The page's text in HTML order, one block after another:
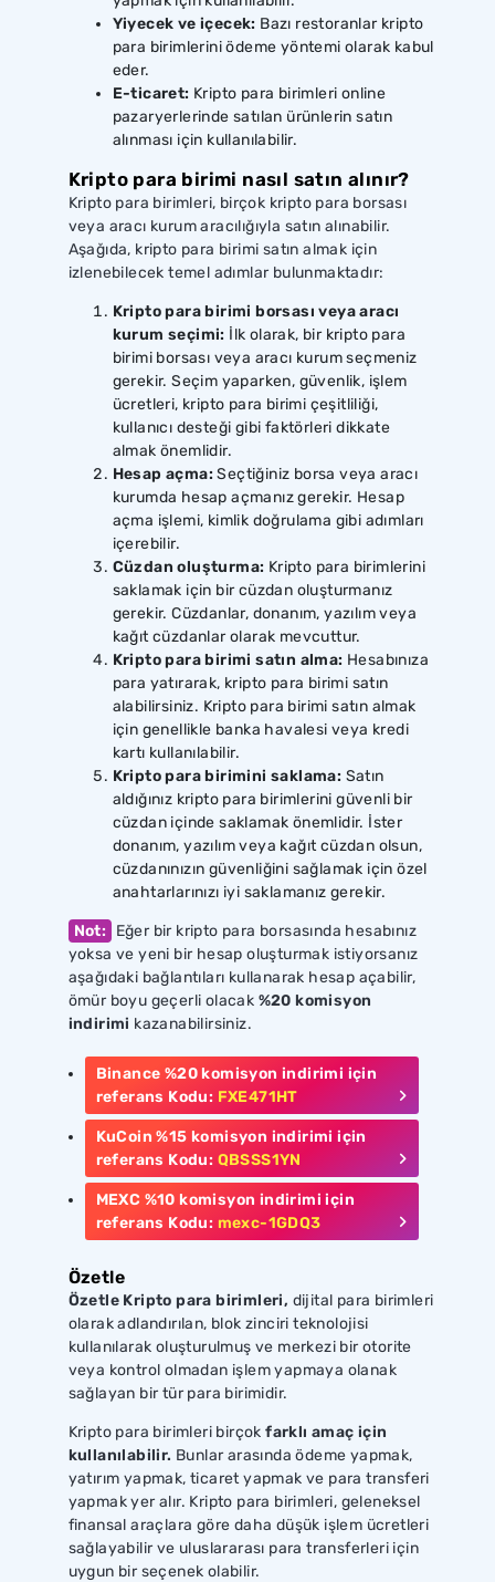
Yiyecek ve içecek: Bazı restoranlar kripto
para birimlerini ödeme yöntemi olarak kabul
eder.
E-ticaret: Kripto para birimleri online
pazaryerlerinde satılan ürünlerin satın
alınması için kullanılabilir.
Kripto para birimi nasıl satın alınır?
Kripto para birimleri, birçok kripto para borsası
veya aracı kurum aracılığıyla satın alınabilir.
Aşağıda, kripto para birimi satın almak için
izlenebilecek temel adımlar bulunmaktadır:
Kripto para birimi borsası veya aracı
kurum seçimi: İlk olarak, bir kripto para
birimi borsası veya aracı kurum seçmeniz
gerekir. Seçim yaparken, güvenlik, işlem
ücretleri, kripto para birimi çeşitliliği,
kullanıcı desteği gibi faktörleri dikkate
almak önemlidir.
Hesap açma:Seçtiğiniz borsa veya aracı
kurumda hesap açmanız gerekir. Hesap
açma işlemi, kimlik doğrulama gibi adımları
içerebilir.
Cüzdan oluşturma: Kripto para birimlerini
saklamak için bir cüzdan oluşturmanız
gerekir. Cüzdanlar, donanım, yazılım veya
kağıt cüzdanlar olarak mevcuttur.
Kripto para birimi satın alma: Hesabınıza
para yatırarak, kripto para birimi satın
alabilirsiniz. Kripto para birimi satın almak
için genellikle banka havalesi veya kredi
kartı kullanılabilir.
Kripto para birimini saklama: Satın
aldığınız kripto para birimlerini güvenli bir
cüzdan içinde saklamak önemlidir. İster
donanım, yazılım veya kağıt cüzdan olsun,
cüzdanınızın güvenliğini sağlamak için özel
anahtarlarınızı iyi saklamanız gerekir.
Not:
Eğer bir kripto para borsasında hesabınız
yoksa ve yeni bir hesap oluşturmak istiyorsanız
aşağıdaki bağlantıları kullanarak hesap açabilir,
ömür boyu geçerli olacak %20 komisyon
indirimi kazanabilirsiniz.
Binance %20komisyon indirimi için
referans Kodu: FXE471HT
KuCoin%15 komisyon indirimi için
referans Kodu: QBSSS1YN
MEXC %10 komisyon indirimi için
referans Kodu: mexc-1GDQ3
Özetle
Özetle Kripto para birimleri, dijital para birimleri
olarak adlandırılan, blok zinciri teknolojisi
kullanılarak oluşturulmuş ve merkezi bir otorite
veya kontrol olmadan işlem yapmaya olanak
sağlayan bir tür para birimidir.
Kripto para birimleri birçokfarklı amaç için
kullanılabilir. Bunlar arasında ödeme yapmak,
yatırım yapmak, ticaret yapmak ve para transferi
yapmak yer alır. Kripto para birimleri, geleneksel
finansal araçlara göre daha düşük işlem ücretleri
sağlayabilir ve uluslararası para transferleri için
uygun bir seçenek olabilir.